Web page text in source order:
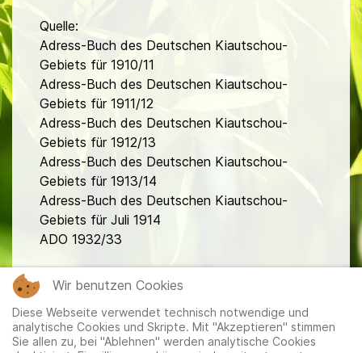
Quelle:
Adress-Buch des Deutschen Kiautschou-
Gebiets für 1910/11
Adress-Buch des Deutschen Kiautschou-
Gebiets für 1911/12
Adress-Buch des Deutschen Kiautschou-
Gebiets für 1912/13
Adress-Buch des Deutschen Kiautschou-
Gebiets für 1913/14
Adress-Buch des Deutschen Kiautschou-
Gebiets für Juli 1914
ADO 1932/33
Wir benutzen Cookies
Diese Webseite verwendet technisch notwendige und
analytische Cookies und Skripte. Mit "Akzeptieren" stimmen
Sie allen zu, bei "Ablehnen" werden analytische Cookies